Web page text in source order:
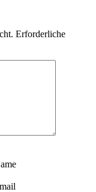
Erforderliche